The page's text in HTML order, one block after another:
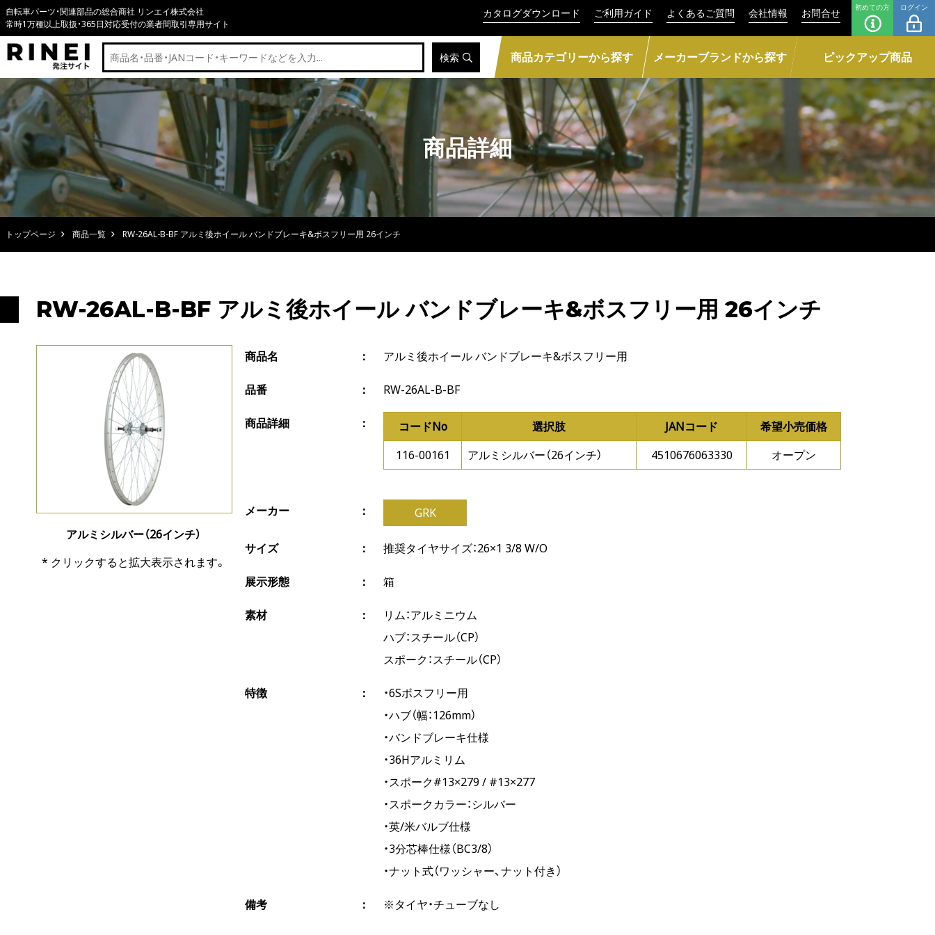
自転車パーツ・関連部品の総合商社 リンエイ株式会社
常時1万種以上取扱・365日対応受付の業者間取引専用サイト
カタログダウンロード ご利用ガイド よくあるご質問 会社情報 お問合せ 初めての方 ログイン
検索 商品カテゴリーから探す メーカーブランドから探す ピックアップ商品
商品詳細
トップページ 商品一覧 RW-26AL-B-BF アルミ後ホイール バンドブレーキ&ボスフリー用 26インチ
RW-26AL-B-BF アルミ後ホイール バンドブレーキ&ボスフリー用 26インチ
アルミシルバー（26インチ）
* クリックすると拡大表示されます。
商品名 アルミ後ホイール バンドブレーキ&ボスフリー用
品番 RW-26AL-B-BF
商品詳細 コードNo 選択肢 JANコード
希望小売価格
116-00161
アルミシルバー（26インチ） 4510676063330 オープン
メーカー GRK
サイズ 推奨タイヤサイズ：26×1 3/8 W/O
展示形態 箱
素材
リム：アルミニウム
ハブ：スチール（CP）
スポーク：スチール（CP）
特徴
・6Sボスフリー用
・ハブ（幅：126mm）
・バンドブレーキ仕様
・36Hアルミリム
・スポーク#13×279 / #13×277
・スポークカラー：シルバー
・英/米バルブ仕様
・3分芯棒仕様（BC3/8）
・ナット式（ワッシャー、ナット付き）
備考 ※タイヤ・チューブなし